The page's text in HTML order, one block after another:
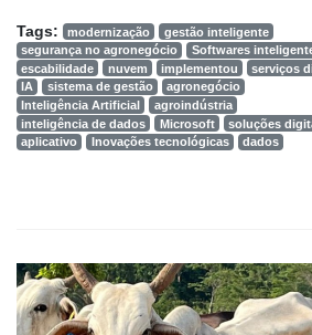
Precisão
Automação
e
Robótica
E-
Commerce
Tags: modernização
gestão inteligente
segurança no agronegócio
Softwares
escabilidade
nuvem implementou
serviços
IA
sistema de gestão
agronegócio
Inteligência Artificial
agroindústria
inteligência de dados
Microsoft
soluções
aplicativo
Inovações tecnológicas dados